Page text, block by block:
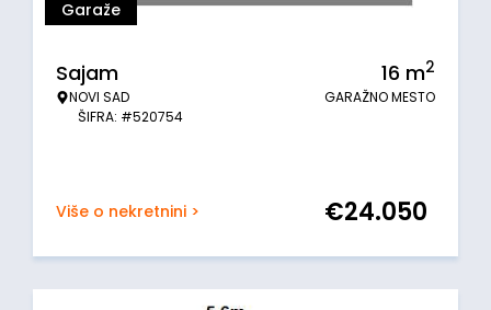
Garaže
Sajam
NOVI SAD
ŠIFRA: #520754
16 m2
GARAŽNO MESTO
Više o nekretnini > €24.050